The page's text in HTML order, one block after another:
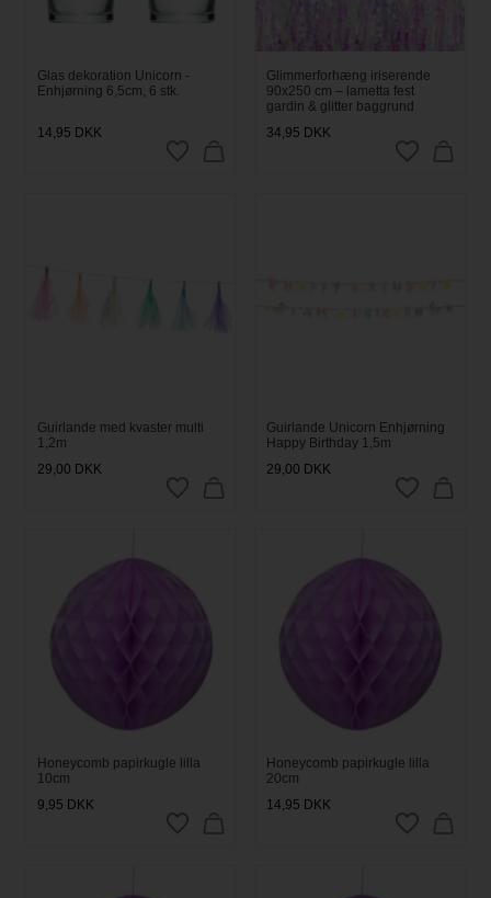
Glas dekoration Unicorn -
Enhjørning 6,5cm, 6 stk.
14,95 DKK
Glimmerforhæng iriserende
90x250 cm – lametta fest
gardin & glitter baggrund
34,95 DKK
Guirlande med kvaster multi
1,2m
29,00 DKK
Guirlande Unicorn Enhjørning
Happy Birthday 1,5m
29,00 DKK
Honeycomb papirkugle lilla
10cm
9,95 DKK
Honeycomb papirkugle lilla
20cm
14,95 DKK